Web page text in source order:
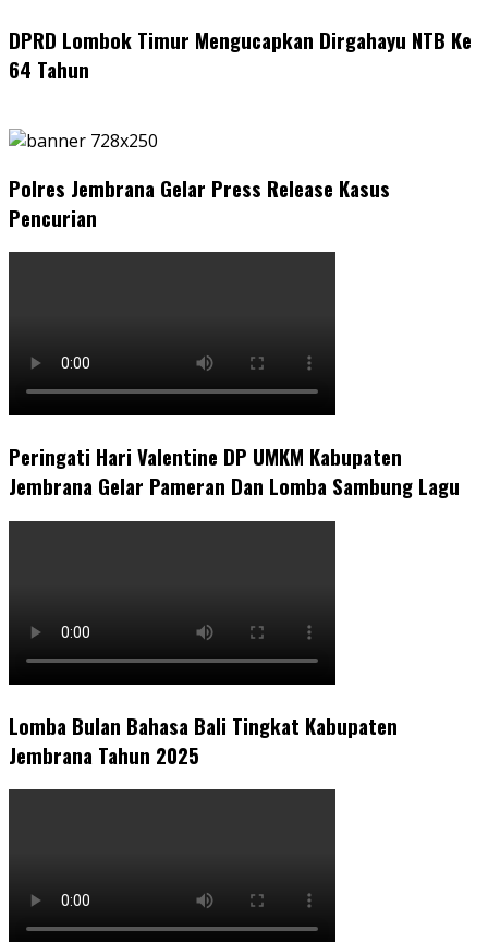
DPRD Lombok Timur Mengucapkan Dirgahayu NTB Ke
64 Tahun
Polres Jembrana Gelar Press Release Kasus
Pencurian
Peringati Hari Valentine DP UMKM Kabupaten
Jembrana Gelar Pameran Dan Lomba Sambung Lagu
Lomba Bulan Bahasa Bali Tingkat Kabupaten
Jembrana Tahun 2025